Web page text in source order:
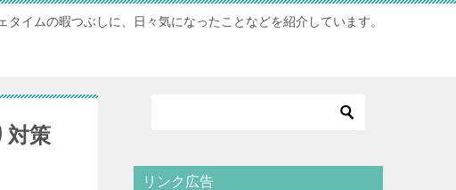
タイムの暇つぶしに、日々気になったことなどを紹介しています。
対策
リンク広告